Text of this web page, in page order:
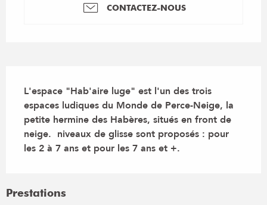
CONTACTEZ-NOUS
L'espace "Hab'aire luge" est l'un des trois
espaces ludiques du Monde de Perce-Neige, la
petite hermine des Habères, situés en front de
neige.  niveaux de glisse sont proposés : pour
les 2 à 7 ans et pour les 7 ans et +.
Prestations